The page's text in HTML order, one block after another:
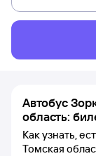
Автобус
область:
Как узнать,
Томская